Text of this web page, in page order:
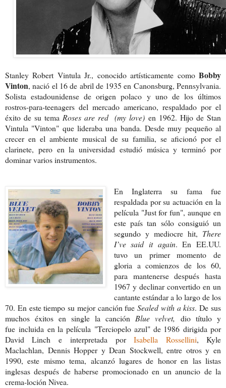
Stanley Robert Vintula Jr., conocido artísticamente como Bobby
Vinton, nació el 16 de abril de 1935 en Canonsburg, Pennsylvania.
Solista estadounidense de origen polaco y uno de los últimos
rostros-para-teenagers del mercado americano, respaldado por el
éxito de su tema Roses are red (my love)en 1962. Hijo de Stan
Vintula "Vinton" que lideraba una banda. Desde muy pequeño al
crecer en el ambiente musical de su familia, se aficionó por el
clarinete, pero en la universidad estudió música y terminó por
dominar varios instrumentos.
En Inglaterra su fama fue
respaldada por su actuación en la
película "Just for fun", aunque en
este país tan sólo consiguió un
segundo y mediocre hit, There
I’ve said it again. En EE.UU.
tuvo un primer momento de
gloria a comienzos de los 60,
para mantenerse después hasta
1967 y declinar convertido en un
cantante estándar a lo largo de los
70. En este tiempo su mejor canción fueSealed with a kiss. De sus
muchos éxitos en single la canción Blue velvet, dio título y
fue incluida en la película "Terciopelo azul" de 1986dirigida por
David Linch e interpretada porIsabella Rossellini, Kyle
Maclachlan, Dennis Hopper y Dean Stockwell, entre otros y en
1990, este mismo tema, alcanzó lugares de honor en las listas
inglesas después de haberse promocionado en un anuncio de la
crema-loción Nivea.